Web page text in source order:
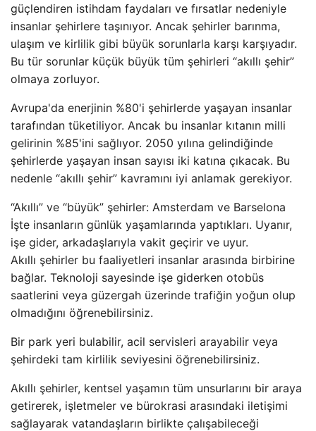
güçlendiren istihdam faydaları ve fırsatlar nedeniyle
insanlar şehirlere taşınıyor. Ancak şehirler barınma,
ulaşım ve kirlilik gibi büyük sorunlarla karşı karşıyadır.
Bu tür sorunlar küçük büyük tüm şehirleri “akıllı şehir”
olmaya zorluyor.
Avrupa'da enerjinin %80'i şehirlerde yaşayan insanlar
tarafından tüketiliyor. Ancak bu insanlar kıtanın milli
gelirinin %85'ini sağlıyor. 2050 yılına gelindiğinde
şehirlerde yaşayan insan sayısı iki katına çıkacak. Bu
nedenle “akıllı şehir” kavramını iyi anlamak gerekiyor.
“Akıllı” ve “büyük” şehirler: Amsterdam ve Barselona
İşte insanların günlük yaşamlarında yaptıkları. Uyanır,
işe gider, arkadaşlarıyla vakit geçirir ve uyur.
Akıllı şehirler bu faaliyetleri insanlar arasında birbirine
bağlar. Teknoloji sayesinde işe giderken otobüs
saatlerini veya güzergah üzerinde trafiğin yoğun olup
olmadığını öğrenebilirsiniz.
Bir park yeri bulabilir, acil servisleri arayabilir veya
şehirdeki tam kirlilik seviyesini öğrenebilirsiniz.
Akıllı şehirler, kentsel yaşamın tüm unsurlarını bir araya
getirerek, işletmeler ve bürokrasi arasındaki iletişimi
sağlayarak vatandaşların birlikte çalışabileceği